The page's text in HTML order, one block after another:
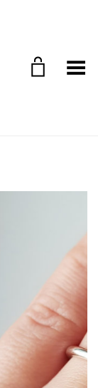
Toggle Menu